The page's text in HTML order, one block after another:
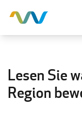
Lesen Sie
Region